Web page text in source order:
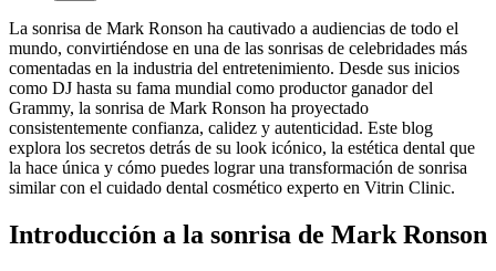
La sonrisa de Mark Ronson ha cautivado a audiencias de todo el
mundo, convirtiéndose en una de las sonrisas de celebridades más
comentadas en la industria del entretenimiento. Desde sus inicios
como DJ hasta su fama mundial como productor ganador del
Grammy, la sonrisa de Mark Ronson ha proyectado
consistentemente confianza, calidez y autenticidad. Este blog
explora los secretos detrás de su look icónico, la estética dental que
la hace única y cómo puedes lograr una transformación de sonrisa
similar con el cuidado dental cosmético experto en Vitrin Clinic.
Introducción a la sonrisa de Mark Ronson